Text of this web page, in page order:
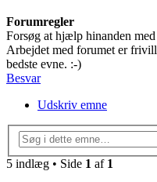
Forumregler
Forsøg at hjælp hinanden
Arbejdet med forumet er
bedste evne. :-)
Besvar
Udskriv emne
5 indlæg • Side 1 af 1